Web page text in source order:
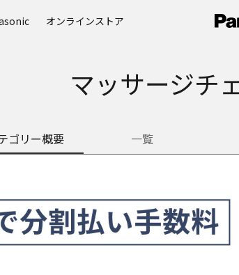
オンラインストア
マッサージチ
ゴリー概要 一覧